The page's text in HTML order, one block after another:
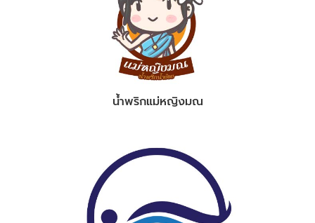
น้ำพริกแม่หญิงมณ